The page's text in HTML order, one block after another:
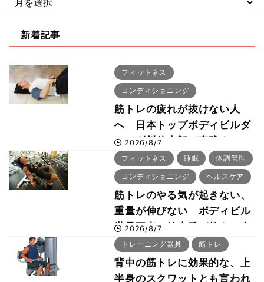
新着記事
フィットネス
コンディショニング
筋トレの疲れが抜けない人
へ 日本トップボディビルダ
ー・刈川啓志郎が実践する
「回復習慣」
2026/8/7
フィットネス 睡眠 体調管理
コンディショニング ヘルスケア
筋トレのやる気が起きない、
重量が伸びない ボディビル
世界王者・鈴木雅が教える食
事・睡眠・呼吸の整え方
2026/8/7
トレーニング器具 筋トレ
背中の筋トレに効果的な、上
半身のスクワットとも言われ